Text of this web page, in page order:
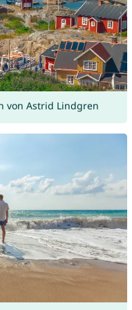
von Astrid Lindgren